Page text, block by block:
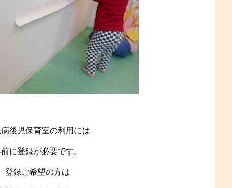
後児保育室の利用には
に登録が必要です。
登録ご希望の方は